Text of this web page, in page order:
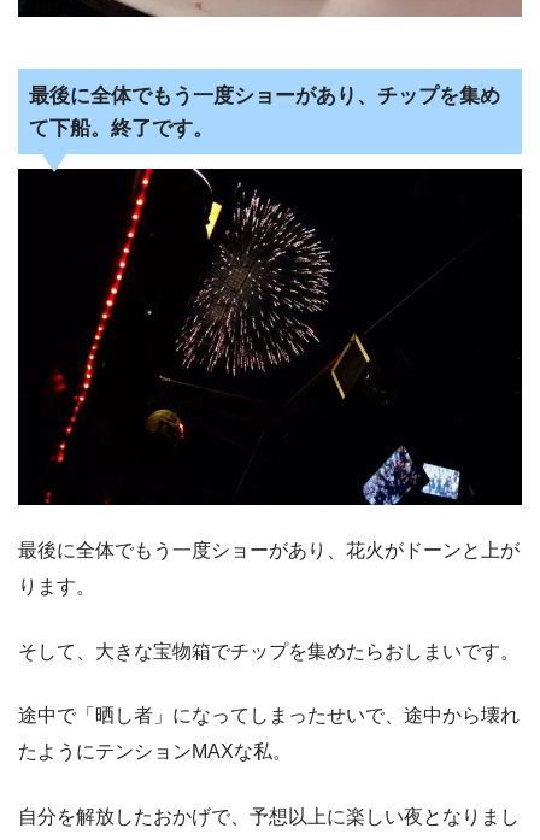
最後に全体でもう一度ショーがあり、チップを集め
て下船。終了です。
最後に全体でもう一度ショーがあり、花火がドーンと上が
ります。
そして、大きな宝物箱でチップを集めたらおしまいです。
途中で「晒し者」になってしまったせいで、途中から壊れ
たようにテンションMAXな私。
自分を解放したおかげで、予想以上に楽しい夜となりまし